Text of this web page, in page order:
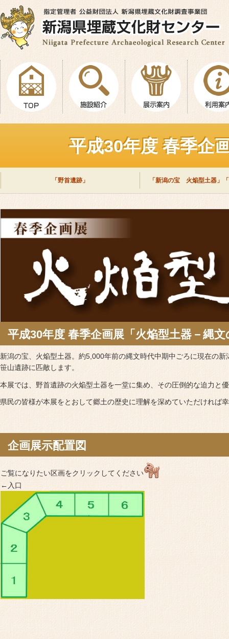
平成30年度 春季企
「野首遺跡」 「新潟の宝 火焔型土器」
平成30年度 春季企画展「火焔型土器－縄
新潟の宝、火焔型土器。約5,000年前の縄文時代中期中ごろに現在の
笹山遺跡に匹敵します。
本展では、野首遺跡の火焔型土器を一堂に集め、その圧倒的な迫力と
県民の皆様が本展をとおして郷土の歴史に理解を深めていただければ
企画展示配置図
ご覧になりたい区画をクリックしてください
←入口